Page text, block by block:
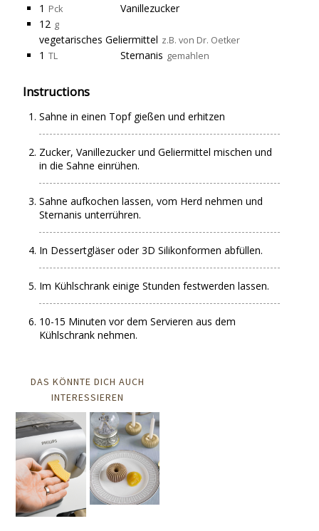
1 Pck
Vanillezucker
12 g
vegetarisches Geliermittel z.B. von Dr. Oetker
1 TL Sternanis gemahlen
Instructions
Sahne in einen Topf gießen und erhitzen
Zucker, Vanillezucker und Geliermittel mischen und
in die Sahne einrühen.
Sahne aufkochen lassen, vom Herd nehmen und
Sternanis unterrühren.
In Dessertgläser oder 3D Silikonformen abfüllen.
Im Kühlschrank einige Stunden festwerden lassen.
10-15 Minuten vor dem Servieren aus dem
Kühlschrank nehmen.
DAS KÖNNTE DICH AUCH
INTERESSIEREN